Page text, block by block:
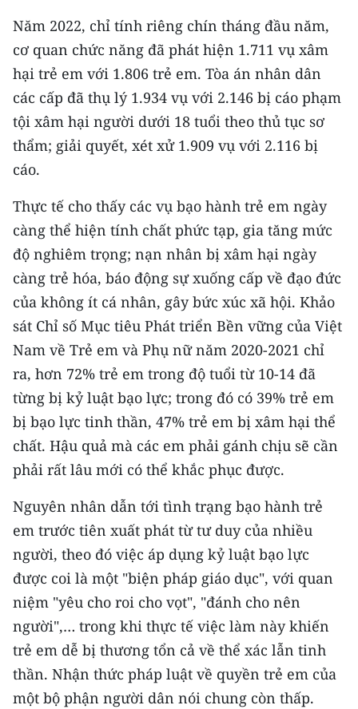
Media Du lịch
Media Thế giới
Media Thể thao
Media Giáo dục
Media Y tế
Media Môi trường
Ảnh
Infographic
TIN MỚI
TIN ĐỊA PHƯƠNG
Trung du và miền núi phía Bắc
Đồng bằng sông Hồng
Duyên hải Nam Trung Bộ và Tây
Nguyên
Đông Nam Bộ
Đồng bằng sông Cửu Long
Chuyên trang Hà Nội
Chuyên trang TP. Hồ Chí Minh
Năm 2022, chỉ tính riêng chín tháng đầu năm,
cơ quan chức năng đã phát hiện 1.711 vụ xâm
hại trẻ em với 1.806 trẻ em. Tòa án nhân dân
các cấp đã thụ lý 1.934 vụ với 2.146 bị cáo phạm
tội xâm hại người dưới 18 tuổi theo thủ tục sơ
thẩm; giải quyết, xét xử 1.909 vụ với 2.116 bị
cáo.
Thực tế cho thấy các vụ bạo hành trẻ em ngày
càng thể hiện tính chất phức tạp, gia tăng mức
độ nghiêm trọng; nạn nhân bị xâm hại ngày
càng trẻ hóa, báo động sự xuống cấp về đạo đức
của không ít cá nhân, gây bức xúc xã hội. Khảo
sát Chỉ số Mục tiêu Phát triển Bền vững của Việt
Nam về Trẻ em và Phụ nữ năm 2020-2021 chỉ
ra, hơn 72% trẻ em trong độ tuổi từ 10-14 đã
từng bị kỷ luật bạo lực; trong đó có 39% trẻ em
bị bạo lực tinh thần, 47% trẻ em bị xâm hại thể
chất. Hậu quả mà các em phải gánh chịu sẽ cần
phải rất lâu mới có thể khắc phục được.
Nguyên nhân dẫn tới tình trạng bạo hành trẻ
em trước tiên xuất phát từ tư duy của nhiều
người, theo đó việc áp dụng kỷ luật bạo lực
được coi là một "biện pháp giáo dục", với quan
niệm "yêu cho roi cho vọt", "đánh cho nên
người",… trong khi thực tế việc làm này khiến
trẻ em dễ bị thương tổn cả về thể xác lẫn tinh
thần. Nhận thức pháp luật về quyền trẻ em của
một bộ phận người dân nói chung còn thấp.